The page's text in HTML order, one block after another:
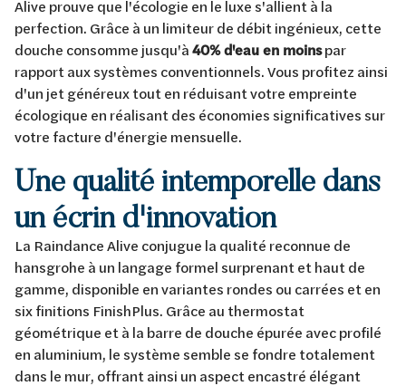
Alive prouve que l'écologie en le luxe s'allient à la
perfection. Grâce à un limiteur de débit ingénieux, cette
douche consomme jusqu'à40% d'eau en moinspar
rapport aux systèmes conventionnels. Vous profitez ainsi
d'un jet généreux tout en réduisant votre empreinte
écologique en réalisant des économies significatives sur
votre facture d'énergie mensuelle.
Une qualité intemporelle dans
un écrin d'innovation
La Raindance Alive conjugue la qualité reconnue de
hansgrohe à un langage formel surprenant et haut de
gamme, disponible en variantes rondes ou carrées et en
six finitions FinishPlus. Grâce au thermostat
géométrique et à la barre de douche épurée avec profilé
en aluminium, le système semble se fondre totalement
dans le mur, offrant ainsi un aspect encastré élégant